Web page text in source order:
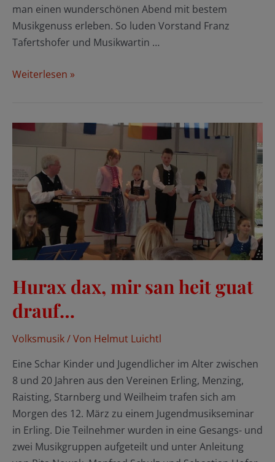
man einen wunderschönen Abend mit bestem
Musikgenuss erleben. So luden Vorstand Franz
Tafertshofer und Musikwartin …
Mitreißender
Polling
Weiterlesen »
Hurax dax, mir san heit guat
drauf…
Volksmusik/ Von Helmut Luichtl
Eine Schar Kinder und Jugendlicher im Alter zwischen
8 und 20 Jahren aus den Vereinen Erling, Menzing,
Raisting, Starnberg und Weilheim trafen sich am
Morgen des 12. März zu einem Jugendmusikseminar
in Erling. Die Teilnehmer wurden in eine Gesangs- und
zwei Musikgruppen aufgeteilt und unter Anleitung